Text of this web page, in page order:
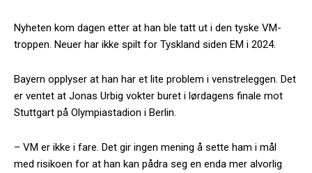
Nyheten kom dagen etter at han ble tatt ut i den tyske VM-
troppen. Neuer har ikke spilt for Tyskland siden EM i 2024.
Bayern opplyser at han har et lite problem i venstreleggen. Det
er ventet at Jonas Urbig vokter buret i lørdagens finale mot
Stuttgart på Olympiastadion i Berlin.
– VM er ikke i fare. Det gir ingen mening å sette ham i mål
med risikoen for at han kan pådra seg en enda mer alvorlig